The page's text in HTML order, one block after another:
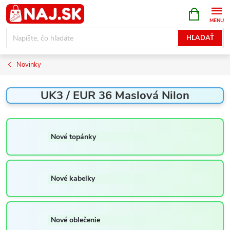
Prejsť
na
obsah
HĽADAŤ
KOŠÍK
Novinky
UK3 / EUR 36 Maslová Nilon
Nové topánky
Nové kabelky
Nové oblečenie